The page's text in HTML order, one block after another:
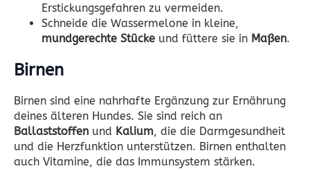
Erstickungsgefahren zu vermeiden.
Schneide die Wassermelone in kleine,
mundgerechte Stücke und füttere sie in Maßen.
Birnen
Birnen sind eine nahrhafte Ergänzung zur Ernährung
deines älteren Hundes. Sie sind reich an
Ballaststoffen und Kalium, die die Darmgesundheit
und die Herzfunktion unterstützen. Birnen enthalten
auch Vitamine, die das Immunsystem stärken.